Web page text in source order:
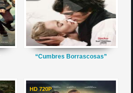
“Cumbres Borrascosas”
HD 720P